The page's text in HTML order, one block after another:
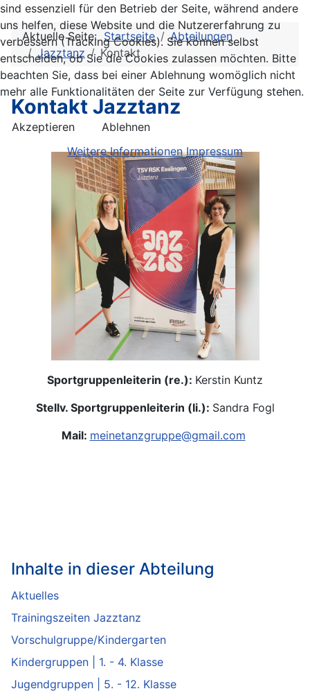
Aktuelle Seite: Startseite
Abteilungen
Jazztanz
Kontakt
Kontakt Jazztanz
Sportgruppenleiterin (re.): Kerstin Kuntz
Stellv. Sportgruppenleiterin (li.): Sandra Fogl
Mail: meinetanzgruppe@gmail.com
Inhalte in dieser Abteilung
Aktuelles
Trainingszeiten Jazztanz
Vorschulgruppe/Kindergarten
Kindergruppen | 1. - 4. Klasse
Jugendgruppen | 5. - 12. Klasse
sind essenziell für den Betrieb der Seite, während andere
uns helfen, diese Website und die Nutzererfahrung zu
verbessern (Tracking Cookies). Sie können selbst
entscheiden, ob Sie die Cookies zulassen möchten. Bitte
beachten Sie, dass bei einer Ablehnung womöglich nicht
mehr alle Funktionalitäten der Seite zur Verfügung stehen.
Akzeptieren
Ablehnen
Weitere Informationen Impressum